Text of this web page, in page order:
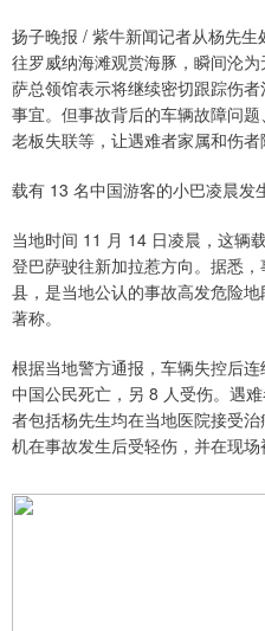
扬子晚报 / 紫牛新闻记者从杨先
往罗威纳海滩观赏海豚，瞬间沦
萨总领馆表示将继续密切跟踪伤
事宜。但事故背后的车辆故障问
老板失联等，让遇难者家属和伤者
载有 13 名中国游客的小巴凌晨发
当地时间 11 月 14 日凌晨，这辆
登巴萨驶往新加拉惹方向。据悉
县，是当地公认的事故高发危险
著称。
根据当地警方通报，车辆失控后
中国公民死亡，另 8 人受伤。遇
者包括杨先生均在当地医院接受
机在事故发生后受轻伤，并在现场